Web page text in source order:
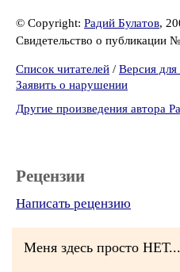
© Copyright: Радий Булатов,
Свидетельство о публикации
Список читателей / Версия для
Заявить о нарушении
Другие произведения автора
Рецензии
Написать рецензию
Меня здесь просто НЕТ...